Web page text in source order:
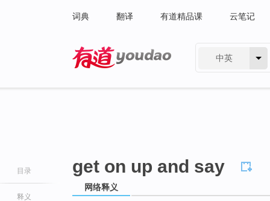
词典 翻译 有道精品课 云笔记
中英
目录
释义
get on up and say
网络释义